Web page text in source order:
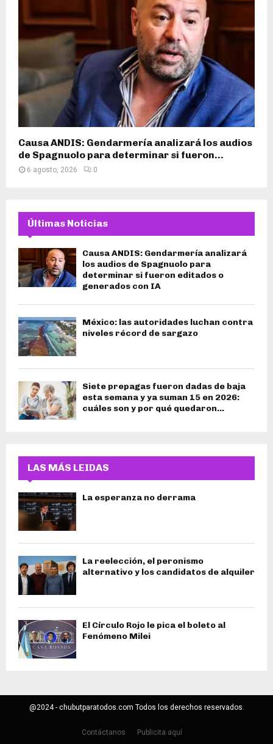
Causa ANDIS: Gendarmería analizará los audios
de Spagnuolo para determinar si fueron...
6 agosto, 2026 0
Últimas Noticias
Causa ANDIS: Gendarmería analizará
los audios de Spagnuolo para
determinar si fueron editados o
generados con IA
México: las autoridades luchan contra
niveles récord de sargazo
Siete prepagas fueron dadas de baja
esta semana y ya suman 15 en 2026:
cuáles son y por qué quedaron...
LAS MÁS LEIDAS
La esperanza no derrama
La reelección, el peronismo
alternativo y los candidatos de alquiler
El Círculo Rojo le pica el boleto al
Fenómeno Milei
@2024 - chubutparatodos.com Todos los derechos reservados.
Contáctanos Publicita aquí